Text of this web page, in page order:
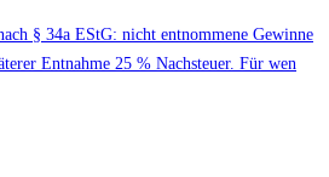
§ 34a EStG: nicht entnommene Gewinne
Entnahme 25 % Nachsteuer. Für wen